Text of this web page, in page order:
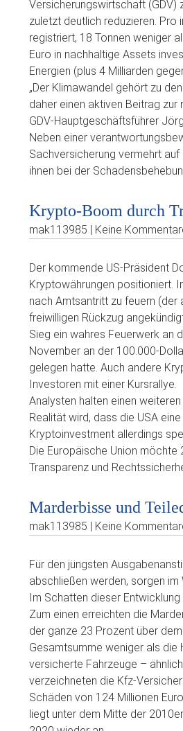
Versicherungswirtschaft (GDV)
zuletzt deutlich reduzieren. Pro
registriert, 18 Tonnen weniger
Euro in nachhaltige Assets
Energien (plus 4 Milliarden
„Der Klimawandel gehört zu
daher einen aktiven Beitrag zur
GDV-Hauptgeschäftsführer
Neben einer
Sachversicherung vermehrt
ihnen bei der
Krypto-Boom durch
mak113985 | Keine
Der kommende US-Präsident
Kryptowährungen positioniert.
nach Amtsantritt zu feuern (der
freiwilligen Rückzug
Sieg ein wahres Feuerwerk an
November an der 100.000-
gelegen hatte. Auch andere
Investoren mit einer Kursrallye.
Analysten halten einen
Realität wird, dass die USA
Kryptoinvestment allerdings
Die Europäische Union möchte
Transparenz und
Marderbisse und
mak113985 | Keine
Für den jüngsten
abschließen werden, sorgen
Im Schatten dieser
Zum einen erreichten die
der ganze 23 Prozent über
Gesamtsumme weniger als
versicherte Fahrzeuge –
verzeichneten die Kfz-
Schäden von 124 Millionen
liegt unter dem Mitte der